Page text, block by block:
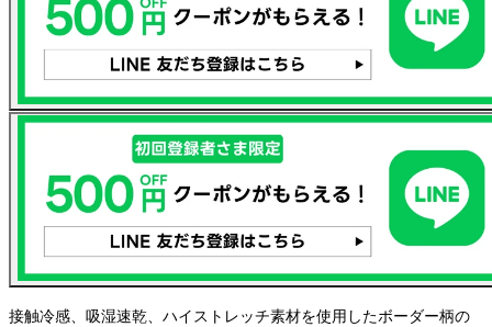
接触冷感、吸湿速乾、ハイストレッチ素材を使用したボーダー柄の